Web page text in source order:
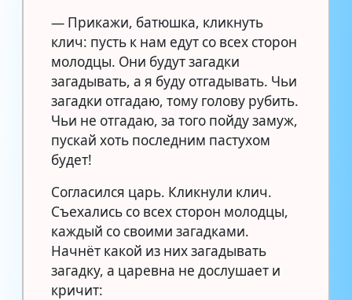
— Прикажи, батюшка, кликнуть
клич: пусть к нам едут со всех сторон
молодцы. Они будут загадки
загадывать, а я буду отгадывать. Чьи
загадки отгадаю, тому голову рубить.
Чьи не отгадаю, за того пойду замуж,
пускай хоть последним пастухом
будет!
Согласился царь. Кликнули клич.
Съехались со всех сторон молодцы,
каждый со своими загадками.
Начнёт какой из них загадывать
загадку, а царевна не дослушает и
кричит: